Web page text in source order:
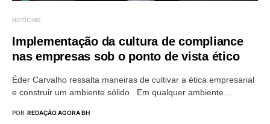
NOTÍCIAS
Implementação da cultura de compliance
nas empresas sob o ponto de vista ético
Éder Carvalho ressalta maneiras de cultivar a ética empresarial
e construir um ambiente sólido Em qualquer ambiente…
POR REDAÇÃO AGORA BH